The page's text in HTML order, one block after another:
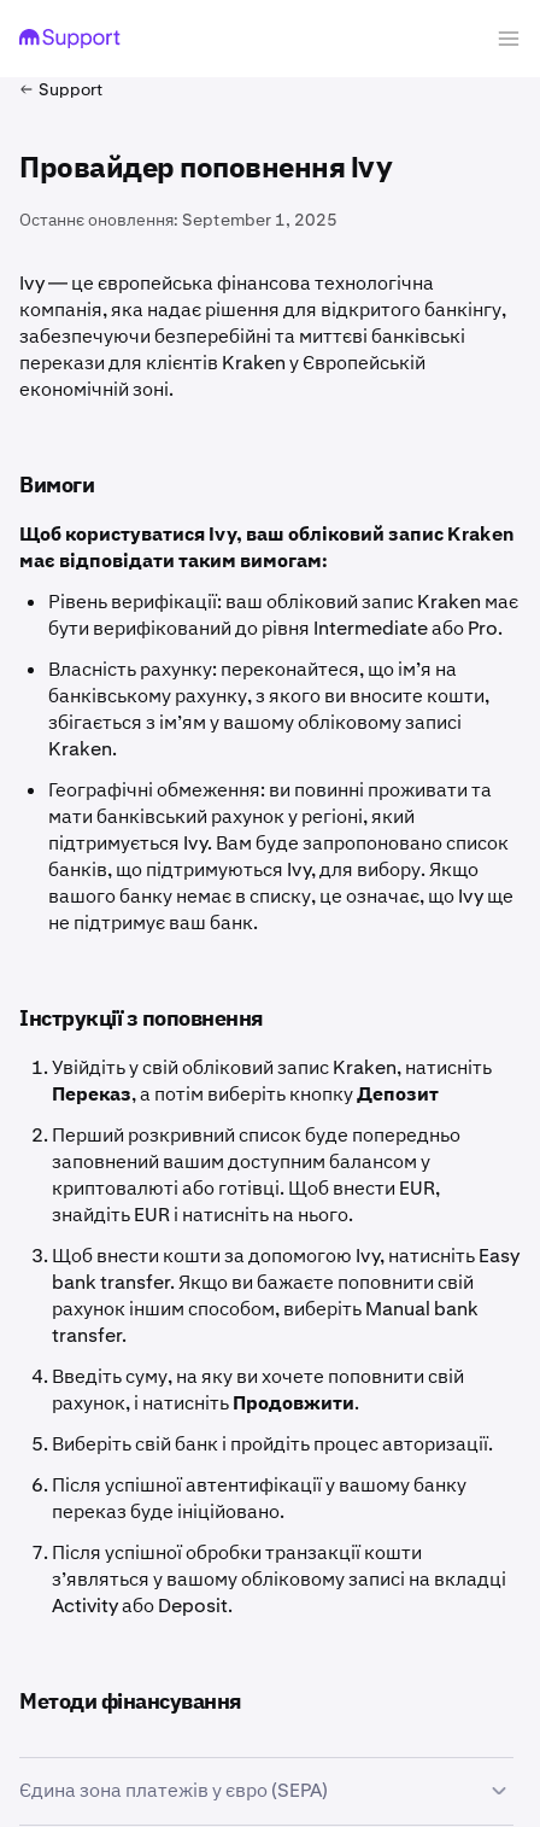
Support
Провайдер поповнення Ivy
Останнє оновлення: September 1, 2025
Ivy — це європейська фінансова технологічна
компанія, яка надає рішення для відкритого банкінгу,
забезпечуючи безперебійні та миттєві банківські
перекази для клієнтів Kraken у Європейській
економічній зоні.
Вимоги
Щоб користуватися Ivy, ваш обліковий запис Kraken
має відповідати таким вимогам:
Рівень верифікації: ваш обліковий запис Kraken має
бути верифікований до рівня Intermediate або Pro.
Власність рахунку: переконайтеся, що ім’я на
банківському рахунку, з якого ви вносите кошти,
збігається з ім’ям у вашому обліковому записі
Kraken.
Географічні обмеження: ви повинні проживати та
мати банківський рахунок у регіоні, який
підтримується Ivy. Вам буде запропоновано список
банків, що підтримуються Ivy, для вибору. Якщо
вашого банку немає в списку, це означає, що Ivy ще
не підтримує ваш банк.
Інструкції з поповнення
Увійдіть у свій обліковий запис Kraken, натисніть
Переказ, а потім виберіть кнопкуДепозит
Перший розкривний список буде попередньо
заповнений вашим доступним балансом у
криптовалюті або готівці. Щоб внести EUR,
знайдіть EUR і натисніть на нього.
Щоб внести кошти за допомогою Ivy, натисніть Easy
bank transfer. Якщо ви бажаєте поповнити свій
рахунок іншим способом, виберіть Manual bank
transfer.
Введіть суму, на яку ви хочете поповнити свій
рахунок, і натиснітьПродовжити.
Виберіть свій банк і пройдіть процес авторизації.
Після успішної автентифікації у вашому банку
переказ буде ініційовано.
Після успішної обробки транзакції кошти
з’являться у вашому обліковому записі на вкладці
Activity або Deposit.
Методи фінансування
Єдина зона платежів у євро (SEPA)